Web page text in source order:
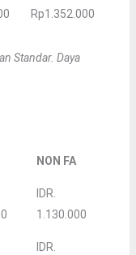
Rp1.352.000
Standar. Daya
NON FA
IDR.
1.130.000
IDR.